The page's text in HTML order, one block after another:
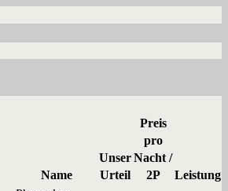
Name
Unser
Urteil
Preis
pro
Nacht /
2P
Leistung